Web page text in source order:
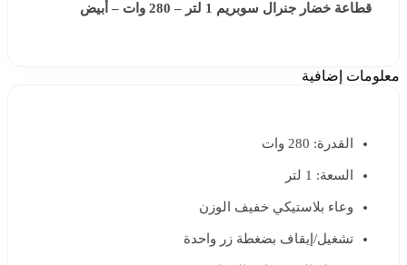
قطاعة خضار جنرال سوبريم 1 لتر – 280 وات – أبيض
معلومات إضافية
القدرة: 280 وات
السعة: 1 لتر
وعاء بلاستيكي خفيف الوزن
تشغيل/إيقاف بضغطة زر واحدة